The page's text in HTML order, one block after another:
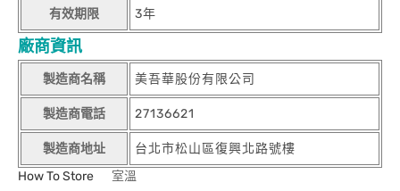
有效期限 3年
廠商資訊
製造商名稱 美吾華股份有限公司
製造商電話 27136621
製造商地址
台北市松山區復興北路號樓
How To Store
室溫